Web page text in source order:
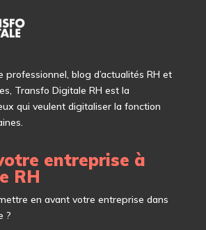
blog d’actualités RH et
Transfo Digitale RH est la
qui veulent digitaliser la fonction
entreprise à
RH
en avant votre entreprise dans
?